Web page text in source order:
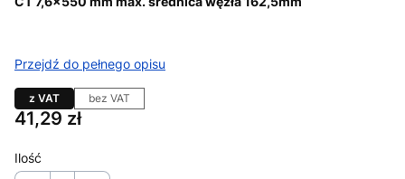
Przejdź do pełnego opisu
z VAT bez VAT
Cena
41,29 zł
Ilość